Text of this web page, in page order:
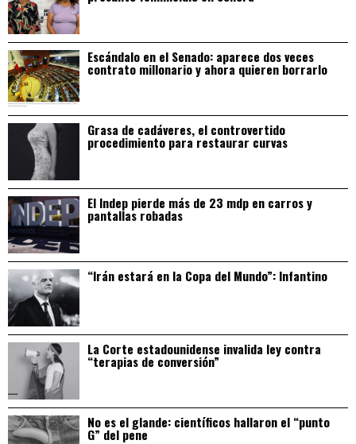
Escándalo en el Senado: aparece dos veces
contrato millonario y ahora quieren borrarlo
Grasa de cadáveres, el controvertido
procedimiento para restaurar curvas
El Indep pierde más de 23 mdp en carros y
pantallas robadas
“Irán estará en la Copa del Mundo”: Infantino
La Corte estadounidense invalida ley contra
“terapias de conversión”
No es el glande: científicos hallaron el “punto
G” del pene